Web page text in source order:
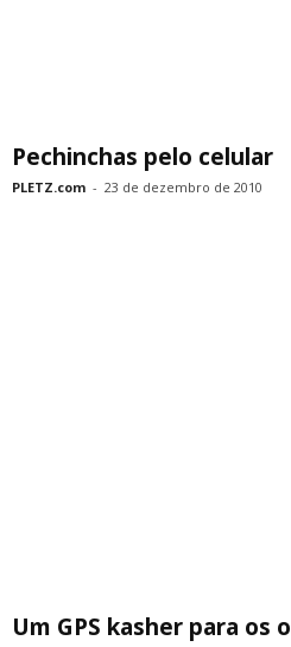
Pechinchas pelo celular
PLETZ.com - 23 de dezembro de 2010
Um GPS kasher para